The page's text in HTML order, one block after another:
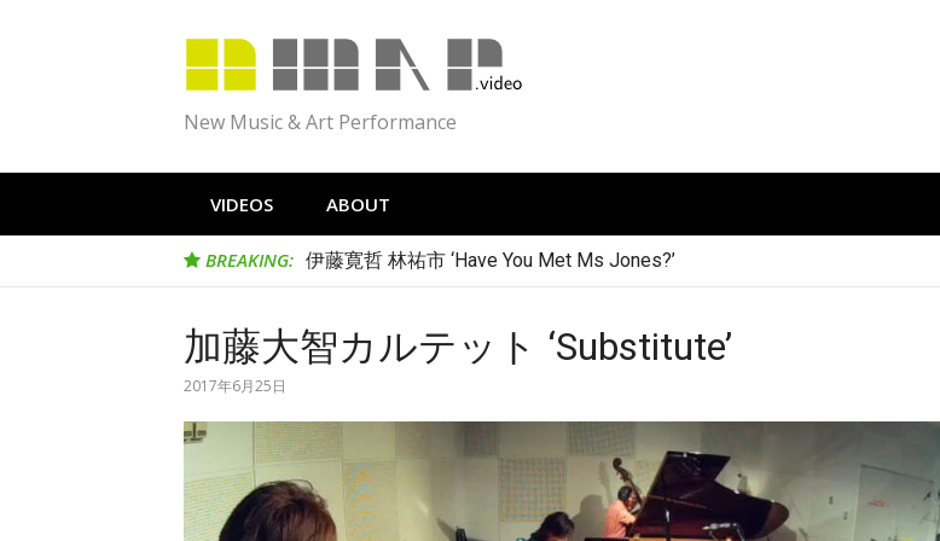
New Music & Art Performance
VIDEOS ABOUT
BREAKING: 伊藤寛哲 林祐市 ‘Have You Met Ms Jones?’
加藤大智カルテット ‘Substitute’
2017年6月25日